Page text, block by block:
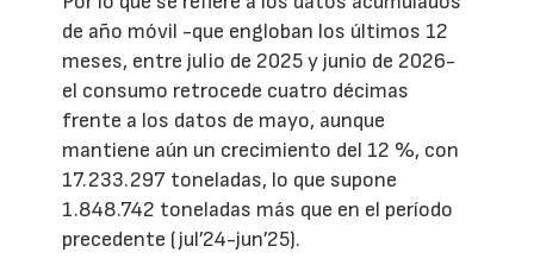
de año móvil -que engloban los últimos 12
meses, entre julio de 2025 y junio de 2026-
el consumo retrocede cuatro décimas
frente a los datos de mayo, aunque
mantiene aún un crecimiento del 12 %, con
17.233.297 toneladas, lo que supone
1.848.742 toneladas más que en el período
precedente (jul’24-jun’25).